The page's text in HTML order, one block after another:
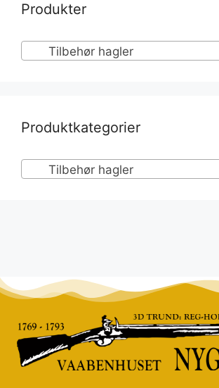
Produkter
Tilbehør hagler
Produktkategorier
Tilbehør hagler